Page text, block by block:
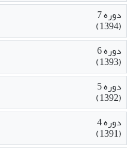
دوره 7
(1394)
دوره 6
(1393)
دوره 5
(1392)
دوره 4
(1391)